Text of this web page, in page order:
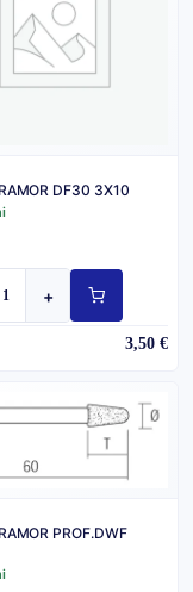
DF30 3X10
+
3,50 €
PROF.DWF